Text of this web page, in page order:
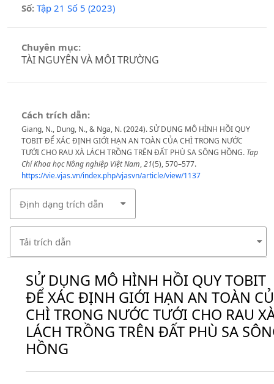
Số: Tập 21 Số 5 (2023)
Chuyên mục:
TÀI NGUYÊN VÀ MÔI TRƯỜNG
Cách trích dẫn:
Giang, N., Dung, N., & Nga, N. (2024). SỬ DỤNG MÔ HÌNH HỒI QUY
TOBIT ĐỂ XÁC ĐỊNH GIỚI HẠN AN TOÀN CỦA CHÌ TRONG NƯỚC
TƯỚI CHO RAU XÀ LÁCH TRỒNG TRÊN ĐẤT PHÙ SA SÔNG HỒNG. Tạp
Chí Khoa học Nông nghiệp Việt Nam,21(5), 570–577.
https://vie.vjas.vn/index.php/vjasvn/article/view/1137
Định dạng trích dẫn
Tải trích dẫn
SỬ DỤNG MÔ HÌNH HỒI QUY TOBIT
ĐỂ XÁC ĐỊNH GIỚI HẠN AN TOÀN
CHÌ TRONG NƯỚC TƯỚI CHO RAU
LÁCH TRỒNG TRÊN ĐẤT PHÙ SA
HỒNG